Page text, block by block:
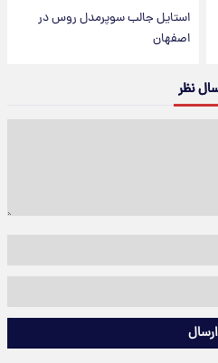
استایل جالب سوپرمدل روس در
اصفهان
نظر
ارسال